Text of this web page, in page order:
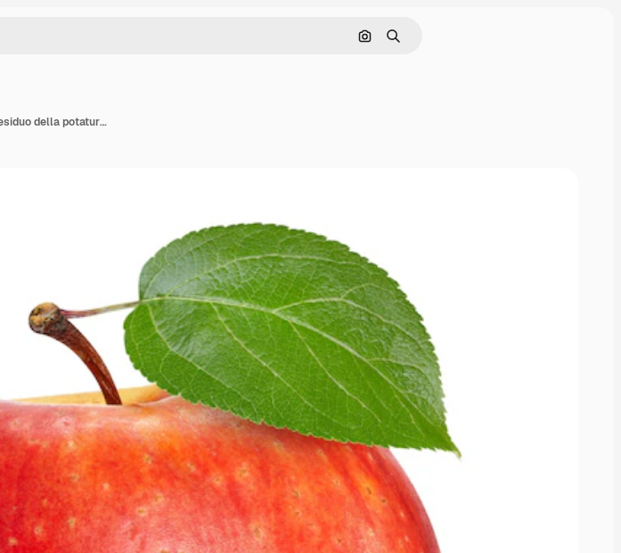
Cerca per immagine
Ricerca
Mele rosse isolate su priorità bassa bianca. Percorso di residuo della potatura meccanica delle mele fresche mature. Apple con foglia